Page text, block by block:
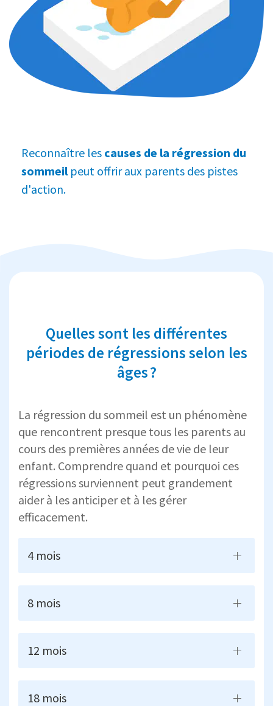
Reconnaître les causes de la régression du
sommeil peut offrir aux parents des pistes
d'action.
Quelles sont les différentes
périodes de régressions selon les
âges ?
La régression du sommeil est un phénomène
que rencontrent presque tous les parents au
cours des premières années de vie de leur
enfant. Comprendre quand et pourquoi ces
régressions surviennent peut grandement
aider à les anticiper et à les gérer
efficacement.
4 mois
8 mois
12 mois
18 mois